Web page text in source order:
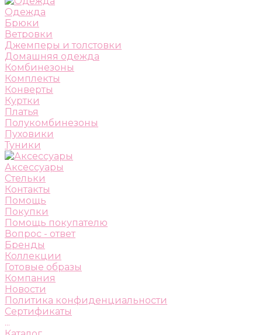
Одежда
Брюки
Ветровки
Джемперы и толстовки
Домашняя одежда
Комбинезоны
Комплекты
Конверты
Куртки
Платья
Полукомбинезоны
Пуховики
Туники
Аксессуары
Стельки
Контакты
Помощь
Покупки
Помощь покупателю
Вопрос - ответ
Бренды
Коллекции
Готовые образы
Компания
Новости
Политика конфиденциальности
Сертификаты
...